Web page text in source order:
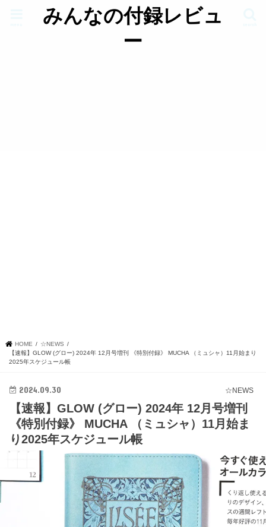
みんなの付録レビュ
ー
HOME
☆NEWS
【速報】GLOW (グロー) 2024年 12月号増刊 《特別付録》 MUCHA （ミュシャ）11月始まり
2025年スケジュール帳
☆NEWS
2024.09.30
【速報】GLOW (グロー) 2024年 12月号増刊
《特別付録》 MUCHA （ミュシャ）11月始ま
り2025年スケジュール帳